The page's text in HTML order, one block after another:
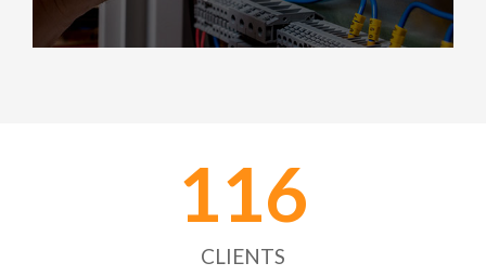
lesquels les câblages électriques, téléphoniques,
informatiques, la distribution des éclairages et des prises
électriques.
116
CLIENTS